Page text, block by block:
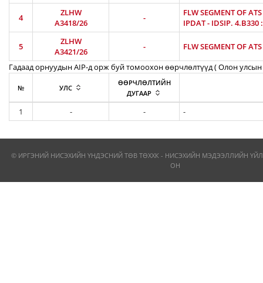
4
ZLHW
A3418/26
-
FLW SEGMENT OF
IPDAT - IDSIP. 4.B330
5
ZLHW
A3421/26
-
FLW SEGMENT OF
Гадаад орнуудын AIP-д орж буй томоохон өөрчлөлтүүд ( Олон улсын
№ УЛС
ӨӨРЧЛӨЛТИЙН
ДУГААР
1 - - -
© ИРГЭНИЙ НИСЭХИЙН ҮНДЭСНИЙ ТӨВ ТӨХХК - НИСЭХИЙН МЭДЭЭЛЛИЙН
ОН